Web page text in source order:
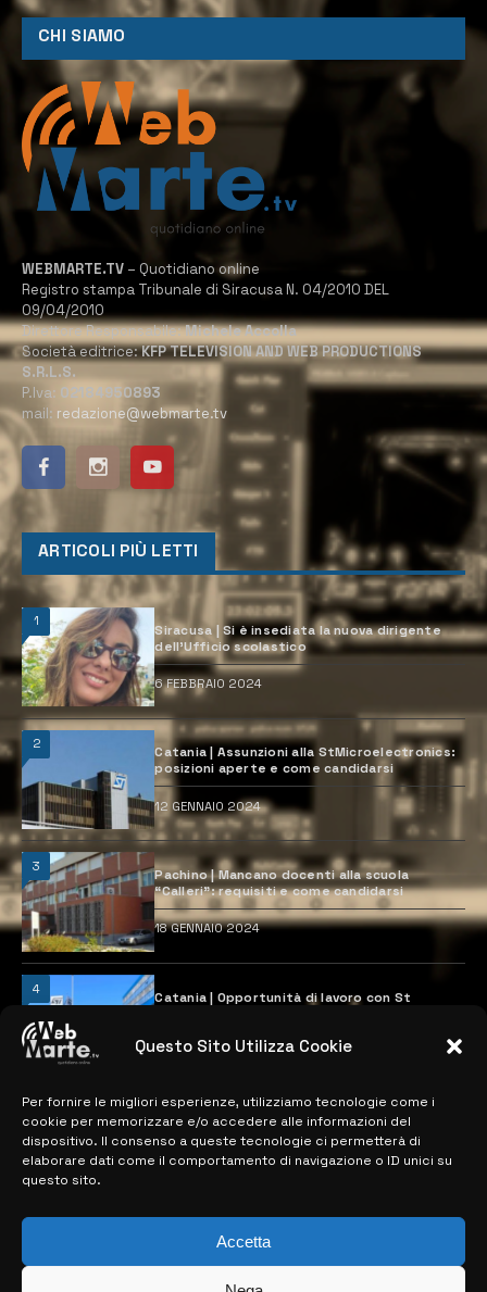
Questo Sito Utilizza Cookie
Per fornire le migliori esperienze, utilizziamo tecnologie come i
cookie per memorizzare e/o accedere alle informazioni del
dispositivo. Il consenso a queste tecnologie ci permetterà di
elaborare dati come il comportamento di navigazione o ID unici su
questo sito.
Accetta
CHI SIAMO
WEBMARTE.TV – Quotidiano online
Registro stampa Tribunale di Siracusa N. 04/2010 DEL
09/04/2010
Direttore Responsabile:Michele Accolla
Società editrice:KFP TELEVISION AND WEB PRODUCTIONS
S.R.L.S.
P.Iva: 02184950893
mail: redazione@webmarte.tv
ARTICOLI PIÙ LETTI
1
Siracusa | Si è insediata la nuova dirigente
dell’Ufficio scolastico
6 FEBBRAIO 2024
2
Catania | Assunzioni alla StMicroelectronics:
posizioni aperte e come candidarsi
12 GENNAIO 2024
3
Pachino | Mancano docenti alla scuola
“Calleri”: requisiti e come candidarsi
18 GENNAIO 2024
4
Catania | Opportunità di lavoro con St
28 MARZO 2024
MAPPA DEL SITO
> NOTIZIE
> CONTATTI